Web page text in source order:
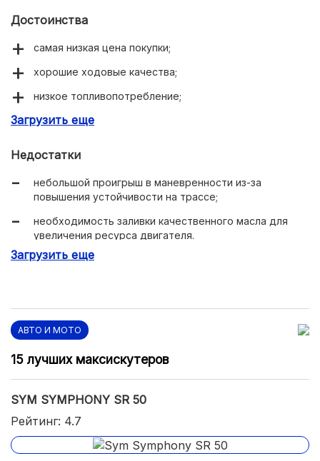
Достоинства
самая низкая цена покупки;
хорошие ходовые качества;
низкое топливопотребление;
приятный дизайн.
Загрузить еще
Недостатки
небольшой проигрыш в маневренности из-за
повышения устойчивости на трассе;
необходимость заливки качественного масла для
увеличения ресурса двигателя.
Загрузить еще
АВТО И МОТО
15 лучших максискутеров
SYM SYMPHONY SR 50
Рейтинг: 4.7